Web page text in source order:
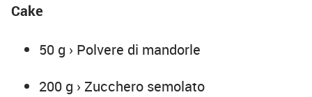
Cake
50 g › Polvere di mandorle
200 g › Zucchero semolato